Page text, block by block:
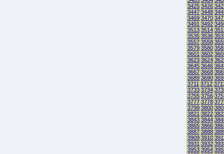
3425 3426
3447 3448
3469 3470
3491 3492
3513 3514
3535 3536
3557 3558
3579 3580
3601 3602
3623 3624
3645 3646
3667 3668
3689 3690
3711 3712
3733 3734
3755 3756
3777 3778
3799 3800
3821 3822
3843 3844
3865 3866
3887 3888
3909 3910
3931 3932
3953 3954